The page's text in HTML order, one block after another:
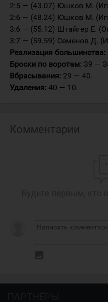
2:5 — (43.07) Юшков М.
2:6 — (48.24) Юшков М.
3:6 — (55.12) Штайгер Е.
3:7 — (59.59) Семенов Д.
Реализация большинства:
Броски по воротам: 39 —
Вбрасывания: 29 — 40.
Удаления: 40 — 10.
Комментарии